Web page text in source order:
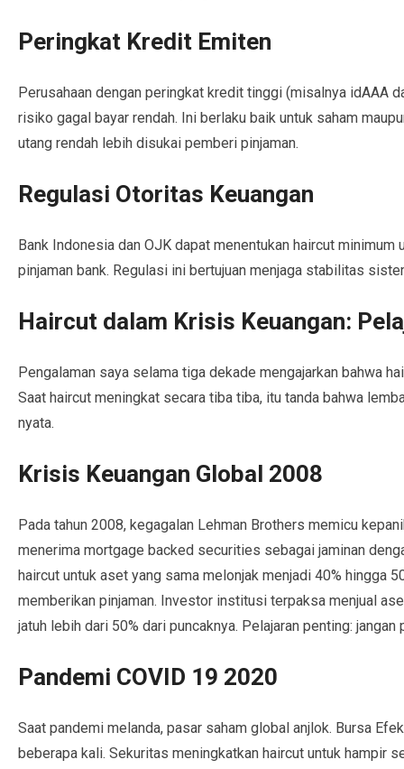
Peringkat Kredit Emiten
Perusahaan dengan peringkat kredit tinggi (misalnya idAAA
risiko gagal bayar rendah. Ini berlaku baik untuk saham
utang rendah lebih disukai pemberi pinjaman.
Regulasi Otoritas Keuangan
Bank Indonesia dan OJK dapat menentukan haircut
pinjaman bank. Regulasi ini bertujuan menjaga stabilitas
Haircut dalam Krisis Keuangan:
Pengalaman saya selama tiga dekade mengajarkan bahwa
Saat haircut meningkat secara tiba tiba, itu tanda bahwa
nyata.
Krisis Keuangan Global 2008
Pada tahun 2008, kegagalan Lehman Brothers memicu
menerima mortgage backed securities sebagai jaminan
haircut untuk aset yang sama melonjak menjadi 40% hingga
memberikan pinjaman. Investor institusi terpaksa menjual
jatuh lebih dari 50% dari puncaknya. Pelajaran penting:
Pandemi COVID 19 2020
Saat pandemi melanda, pasar saham global anjlok. Bursa
beberapa kali. Sekuritas meningkatkan haircut untuk hampir